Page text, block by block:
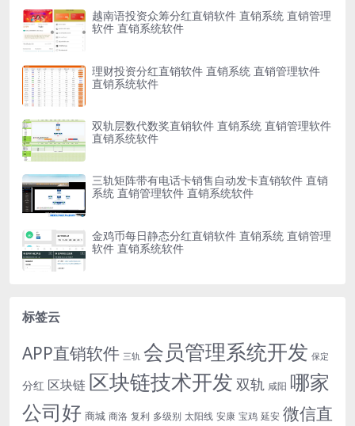
越南语投资众筹分红直销软件 直销系统 直销管理
软件 直销系统软件
理财投资分红直销软件 直销系统 直销管理软件
直销系统软件
双轨层数代数奖直销软件 直销系统 直销管理软件
直销系统软件
三轨矩阵带有电话卡销售自动发卡直销软件 直销
系统 直销管理软件 直销系统软件
金鸡币每日静态分红直销软件 直销系统 直销管理
软件 直销系统软件
标签云
APP直销软件 三轨 会员管理系统开发 保定
分红 区块链 区块链技术开发 双轨 咸阳 哪家
公司好 商城 商洛 复利 多级别 太阳线 安康 宝鸡 延安 微信直